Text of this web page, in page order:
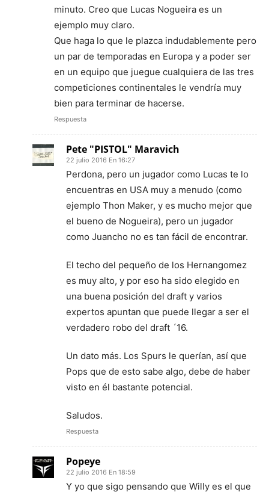
minuto. Creo que Lucas Nogueira es un
ejemplo muy claro.
Que haga lo que le plazca indudablemente pero
un par de temporadas en Europa y a poder ser
en un equipo que juegue cualquiera de las tres
competiciones continentales le vendría muy
bien para terminar de hacerse.
Respuesta
Pete "PISTOL" Maravich
22 julio 2016 En 16:27
Perdona, pero un jugador como Lucas te lo
encuentras en USA muy a menudo (como
ejemplo Thon Maker, y es mucho mejor que
el bueno de Nogueira), pero un jugador
como Juancho no es tan fácil de encontrar.
El techo del pequeño de los Hernangomez
es muy alto, y por eso ha sido elegido en
una buena posición del draft y varios
expertos apuntan que puede llegar a ser el
verdadero robo del draft ´16.
Un dato más. Los Spurs le querían, así que
Pops que de esto sabe algo, debe de haber
visto en él bastante potencial.
Saludos.
Respuesta
Popeye
22 julio 2016 En 18:59
Y yo que sigo pensando que Willy es el que